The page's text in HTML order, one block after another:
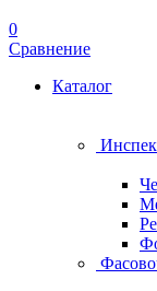
0
Сравнение
Каталог